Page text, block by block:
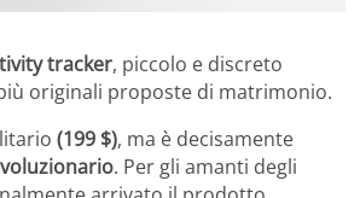
tracker, piccolo e discreto
originali proposte di matrimonio.
(199 $), ma è decisamente
. Per gli amanti degli